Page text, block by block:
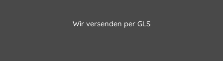
Wir versenden per GLS